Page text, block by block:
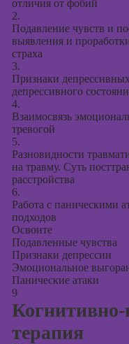
отличия от фобий
2.
Подавление чувств и
выявления и
страха
3.
Признаки
депрессивного
4.
Взаимосвязь
тревогой
5.
Разновидности
на травму. Суть
расстройства
6.
Работа с паническими
подходов
Освоите
Подавленные чувства
Признаки депрессии
Эмоциональное
Панические атаки
9
Когнитивно-
терапия